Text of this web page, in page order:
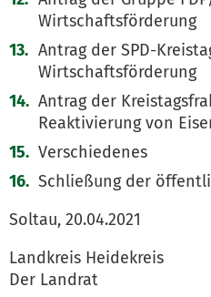
Wirtschaftsförderung
Antrag der SPD-
Wirtschaftsförderung
Antrag der
Reaktivierung von
Verschiedenes
Schließung der
Soltau, 20.04.2021
Landkreis Heidekreis
Der Landrat